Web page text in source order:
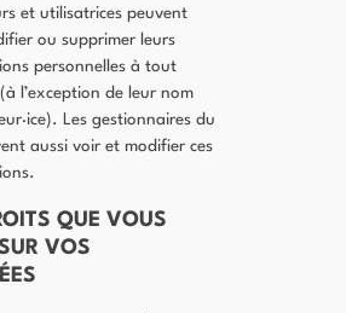
et utilisatrices peuvent
ou supprimer leurs
personnelles à tout
l’exception de leur nom
Les gestionnaires du
aussi voir et modifier ces
QUE VOUS
VOS